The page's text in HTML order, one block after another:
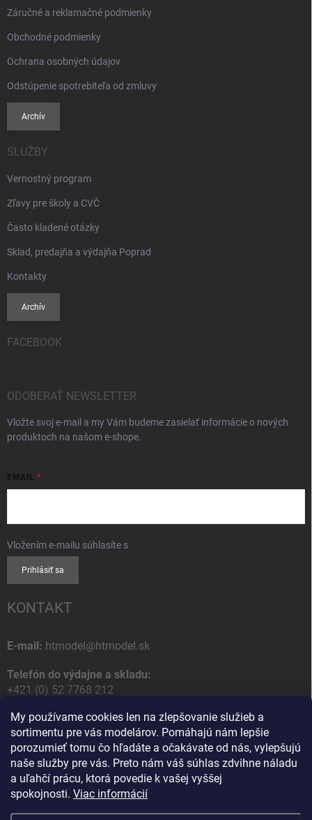
My používame cookies len na zlepšovanie služieb a
sortimentu pre vás modelárov. Pomáhajú nám lepšie
porozumieť tomu čo hľadáte a očakávate od nás, vylepšujú
naše služby pre vás. Preto nám váš súhlas zdvihne náladu
a uľahčí prácu, ktorá povedie k vašej vyššej
spokojnosti. Viac informácií
Záručné a reklamačné podmienky
Obchodné podmienky
Ochrana osobných údajov
Odstúpenie spotrebiteľa od zmluvy
Archív
SLUŽBY
Vernostný program
Zľavy pre školy a CVČ
Často kladené otázky
Sklad, predajňa a výdajňa Poprad
Kontakty
Archív
FACEBOOK
ODOBERAŤ NEWSLETTER
Vložte svoj e-mail a my Vám budeme zasielať informácie o nových
produktoch na našom e-shope.
EMAIL
Vložením e-mailu súhlasíte s
Prihlásiť sa
KONTAKT
E-mail: htmodel@htmodel.sk
Telefón do výdajne a skladu:
+421 (0) 52 7768 212
Poštová / Odberná adresa:
HT model
Na letisko 49
058 01 Poprad
Slovenská Republika